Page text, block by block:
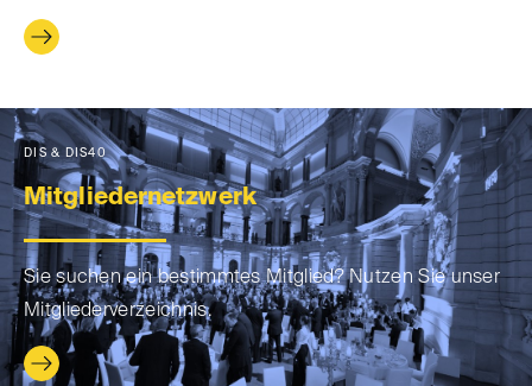
DIS & DIS40
Mitgliedernetzwerk
Sie suchen ein bestimmtes Mitglied? Nutzen Sie unser
Mitgliederverzeichnis.